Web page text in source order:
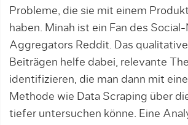
Probleme, die sie mit einem
haben. Minah ist ein Fan des
Aggregators Reddit. Das
Beiträgen helfe dabei, relevante
identifizieren, die man dann mit
Methode wie Data Scraping über
tiefer untersuchen könne. Eine